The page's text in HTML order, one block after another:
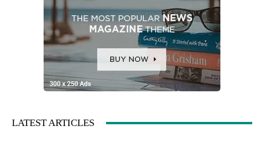
LATEST ARTICLES